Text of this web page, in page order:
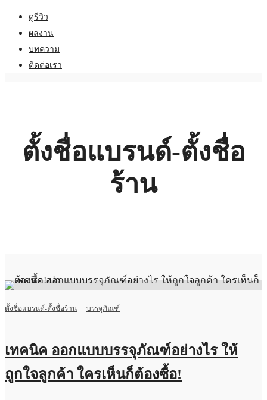
ดูรีวิว
ผลงาน
บทความ
ติดต่อเรา
ตั้งชื่อแบรนด์-ตั้งชื่อ
ร้าน
ตั้งชื่อแบรนด์-ตั้งชื่อร้าน · บรรจุภัณฑ์
เทคนิค ออกแบบบรรจุภัณฑ์อย่างไร ให้
ถูกใจลูกค้า ใครเห็นก็ต้องซื้อ!